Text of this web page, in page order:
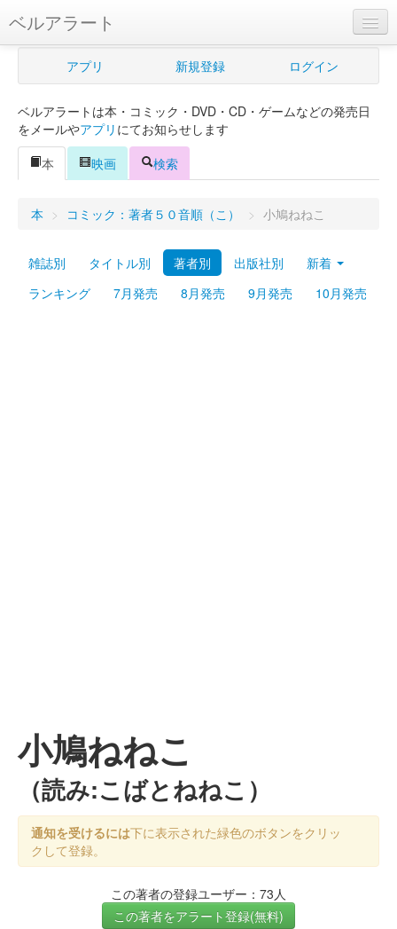
ベルアラート
ベルアラートとは
新規登録
ログイン
Myシェルフ
プレミアム
アプリ 新規登録 ログイン
ベルアラートは本・コミック・DVD・CD・ゲームなどの発売日
をメールやアプリ にてお知らせします
本
映画 検索
本 > コミック：著者５０音順（こ） > 小鳩ねねこ
雑誌別 タイトル別 著者別 出版社別
新着
ランキング
7月発売 8月発売 9月発売 10月発売
小鳩ねねこ
（読み:こばとねねこ）
通知を受けるには下に表示された緑色のボタンをクリッ
クして登録。
この著者の登録ユーザー：73人
この著者をアラート登録(無料)